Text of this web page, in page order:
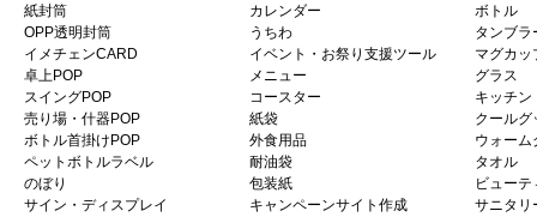
紙封筒
OPP透明封筒
イメチェンCARD
卓上POP
スイングPOP
売り場・什器POP
ボトル首掛けPOP
ペットボトルラベル
のぼり
サイン・ディスプレイ
カレンダー
うちわ
イベント・お祭り支援ツール
メニュー
コースター
紙袋
外食用品
耐油袋
包装紙
キャンペーンサイト作成
ボトル
タンブラ
マグカッ
グラス
キッチン
クールグ
ウォーム
タオル
ビューテ
サニタリ